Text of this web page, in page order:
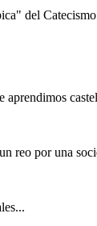
del
aprendimos
reo por una